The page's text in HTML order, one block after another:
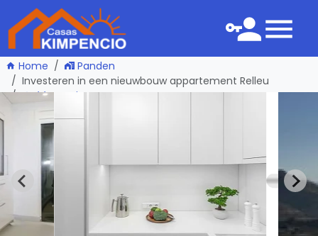
Home
Panden
Investeren in een nieuwbouw appartement Relleu
één pagina terug